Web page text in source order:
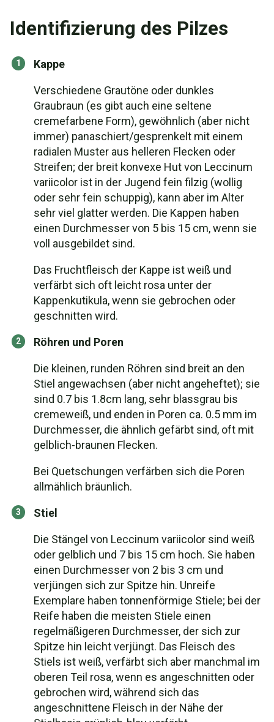
Identifizierung des Pilzes
Kappe
Verschiedene Grautöne oder dunkles
Graubraun (es gibt auch eine seltene
cremefarbene Form), gewöhnlich (aber nicht
immer) panaschiert/gesprenkelt mit einem
radialen Muster aus helleren Flecken oder
Streifen; der breit konvexe Hut von Leccinum
variicolor ist in der Jugend fein filzig (wollig
oder sehr fein schuppig), kann aber im Alter
sehr viel glatter werden. Die Kappen haben
einen Durchmesser von 5 bis 15 cm, wenn sie
voll ausgebildet sind.
Das Fruchtfleisch der Kappe ist weiß und
verfärbt sich oft leicht rosa unter der
Kappenkutikula, wenn sie gebrochen oder
geschnitten wird.
Röhren und Poren
Die kleinen, runden Röhren sind breit an den
Stiel angewachsen (aber nicht angeheftet); sie
sind 0.7 bis 1.8cm lang, sehr blassgrau bis
cremeweiß, und enden in Poren ca. 0.5 mm im
Durchmesser, die ähnlich gefärbt sind, oft mit
gelblich-braunen Flecken.
Bei Quetschungen verfärben sich die Poren
allmählich bräunlich.
Stiel
Die Stängel von Leccinum variicolor sind weiß
oder gelblich und 7 bis 15 cm hoch. Sie haben
einen Durchmesser von 2 bis 3 cm und
verjüngen sich zur Spitze hin. Unreife
Exemplare haben tonnenförmige Stiele; bei der
Reife haben die meisten Stiele einen
regelmäßigeren Durchmesser, der sich zur
Spitze hin leicht verjüngt. Das Fleisch des
Stiels ist weiß, verfärbt sich aber manchmal im
oberen Teil rosa, wenn es angeschnitten oder
gebrochen wird, während sich das
angeschnittene Fleisch in der Nähe der